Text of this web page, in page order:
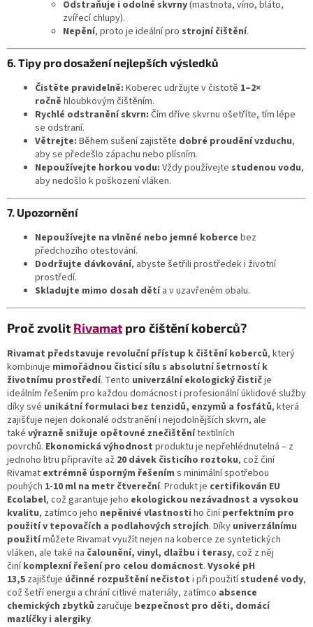
Odstraňuje i odolné skvrny(mastnota, víno, bláto,
zvířecí chlupy).
Nepění, proto je ideální pro strojní čištění.
6. Tipy pro dosažení nejlepších výsledků
Čistěte pravidelně: Koberec udržujte v čistotě 1–2×
ročně hloubkovým čištěním.
Rychlé odstranění skvrn: Čím dříve skvrnu ošetříte, tím lépe
se odstraní.
Větrejte: Během sušení zajistěte dobré proudění vzduchu,
aby se předešlo zápachu nebo plísním.
Nepoužívejte horkou vodu: Vždy používejte studenou vodu,
aby nedošlo k poškození vláken.
7. Upozornění
Nepoužívejte na vlněné nebo jemné koberce bez
předchozího otestování.
Dodržujte dávkování, abyste šetřili prostředek i životní
prostředí.
Skladujte mimo dosah dětí a v uzavřeném obalu.
Proč zvolit Rivamat pro čištění koberců?
Rivamat představuje revoluční přístup k čištění koberců, který
kombinuje mimořádnou čisticí sílu s absolutní šetrností k
životnímu prostředí. Tento univerzální ekologický čističje
ideálním řešením pro každou domácnost i profesionální úklidové služby
díky své unikátní formulaci bez tenzidů, enzymů a fosfátů, která
zajišťuje nejen dokonalé odstranění i nejodolnějších skvrn, ale
také výrazně snižuje opětovné znečištěnítextilních
povrchů. Ekonomická výhodnost produktu je nepřehlédnutelná – z
jednoho litru připravíte až 20 dávek čisticího roztoku, což činí
Rivamat extrémně úsporným řešením s minimální spotřebou
pouhých 1-10 ml na metr čtvereční. Produkt je certifikován EU
Ecolabel, což garantuje jeho ekologickou nezávadnost a vysokou
kvalitu, zatímco jeho nepěnivé vlastnosti ho činí perfektním pro
použití v tepovačích a podlahových strojích. Díky univerzálnímu
použitímůžete Rivamat využít nejen na koberce ze syntetických
vláken, ale také na čalounění, vinyl, dlažbu i terasy, což z něj
činí komplexní řešení pro celou domácnost. Vysoké pH
13,5 zajišťuje účinné rozpuštění nečistot i při použití studené vody,
což šetří energii a chrání citlivé materiály, zatímco absence
chemických zbytků zaručuje bezpečnost pro děti, domácí
mazlíčky i alergiky.